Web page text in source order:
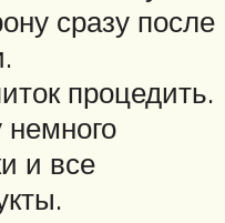
сразу после
процедить.
и все